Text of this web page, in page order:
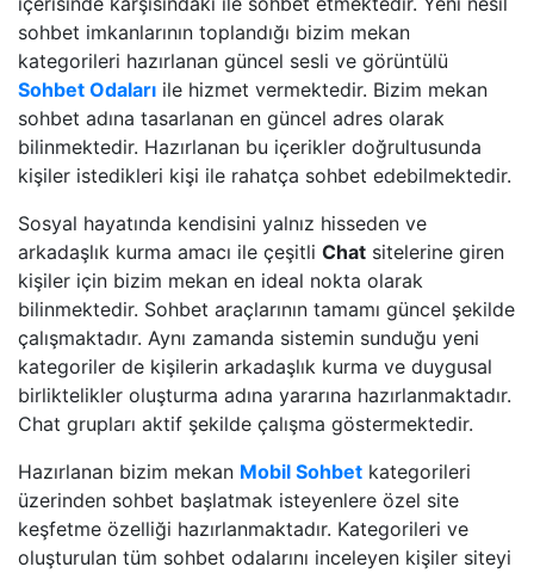
sohbet imkanlarının toplandığı bizim mekan
kategorileri hazırlanan güncel sesli ve görüntülü
Sohbet Odaları ile hizmet vermektedir. Bizim mekan
sohbet adına tasarlanan en güncel adres olarak
bilinmektedir. Hazırlanan bu içerikler doğrultusunda
kişiler istedikleri kişi ile rahatça sohbet edebilmektedir.
Sosyal hayatında kendisini yalnız hisseden ve
arkadaşlık kurma amacı ile çeşitli Chat sitelerine giren
kişiler için bizim mekan en ideal nokta olarak
bilinmektedir. Sohbet araçlarının tamamı güncel şekilde
çalışmaktadır. Aynı zamanda sistemin sunduğu yeni
kategoriler de kişilerin arkadaşlık kurma ve duygusal
birliktelikler oluşturma adına yararına hazırlanmaktadır.
Chat grupları aktif şekilde çalışma göstermektedir.
Hazırlanan bizim mekan Mobil Sohbet kategorileri
üzerinden sohbet başlatmak isteyenlere özel site
keşfetme özelliği hazırlanmaktadır. Kategorileri ve
oluşturulan tüm sohbet odalarını inceleyen kişiler siteyi